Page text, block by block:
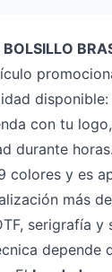
con tu
durante
colores y es
más
serigrafía y
depende